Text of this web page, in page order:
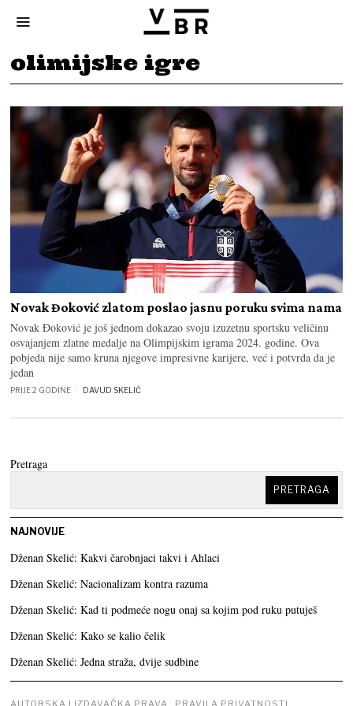
olimijske igre
Novak Đoković zlatom poslao jasnu poruku svima nama
Novak Đoković je još jednom dokazao svoju izuzetnu sportsku veličinu
osvajanjem zlatne medalje na Olimpijskim igrama 2024. godine. Ova
pobjeda nije samo kruna njegove impresivne karijere, već i potvrda da je
jedan
PRIJE 2 GODINE DAVUD SKELIĆ
Pretraga
PRETRAGA
NAJNOVIJE
Dženan Skelić: Kakvi čarobnjaci takvi i Ahlaci
Dženan Skelić: Nacionalizam kontra razuma
Dženan Skelić: Kad ti podmeće nogu onaj sa kojim pod ruku putuješ
Dženan Skelić: Kako se kalio čelik
Dženan Skelić: Jedna straža, dvije sudbine
AUTORSKA I IZDAVAČKA PRAVA PRAVILA PRIVATNOSTI